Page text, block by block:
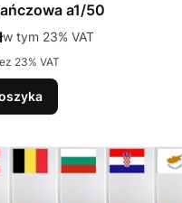
a1/50
w tym %s VAT
w tym 23% VAT
23% VAT